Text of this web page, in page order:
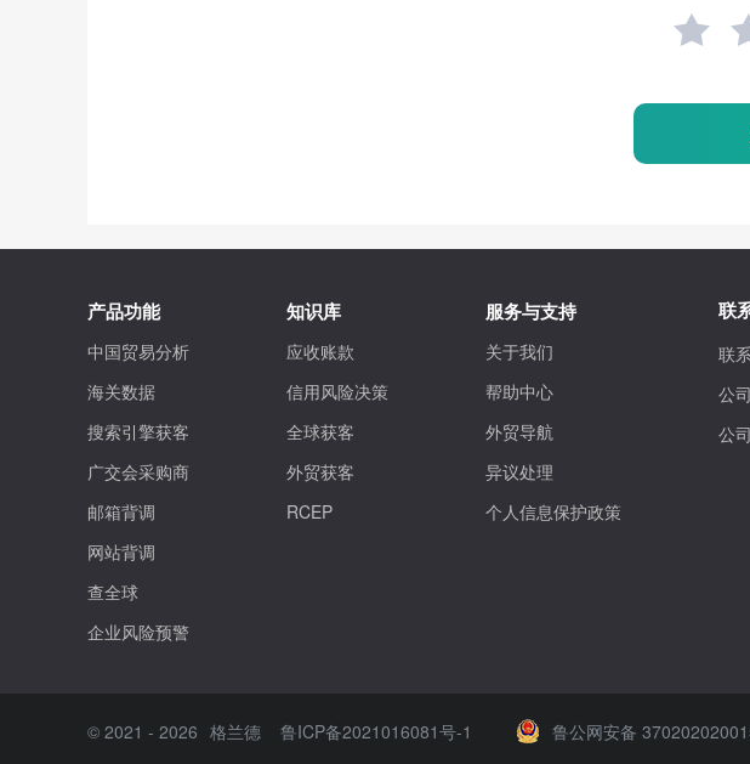
产品功能
中国贸易分析
海关数据
搜索引擎获客
广交会采购商
邮箱背调
网站背调
查全球
企业风险预警
知识库
应收账款
信用风险决策
全球获客
外贸获客
RCEP
服务与支持
关于我们
帮助中心
外贸导航
异议处理
个人信息保护政策
联
联
公
公
© 2021 - 2026 格兰德 鲁ICP备2021016081号-1 鲁公网安备